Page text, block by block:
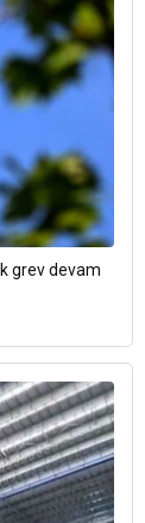
grev devam